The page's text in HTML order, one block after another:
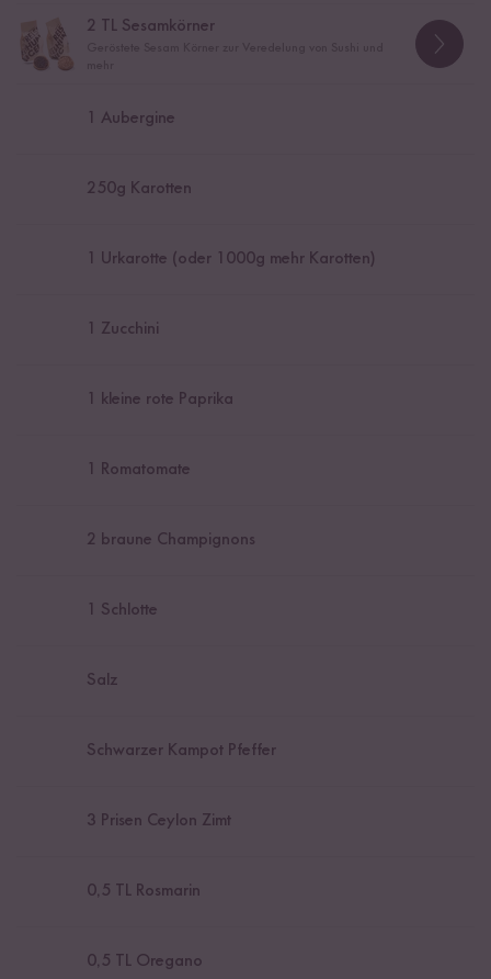
2 TL Sesamkörner
1 Aubergine
250g Karotten
1 Urkarotte (oder 1000g mehr Karotten)
1 Zucchini
1 kleine rote Paprika
1 Romatomate
2 braune Champignons
1 Schlotte
Salz
Schwarzer Kampot Pfeffer
3 Prisen Ceylon Zimt
0,5 TL Rosmarin
0,5 TL Oregano